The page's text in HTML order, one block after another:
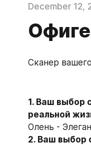
December 12,
Сканер
1. Ваш выбор
реальной
Олень -
2. Ваш выбор